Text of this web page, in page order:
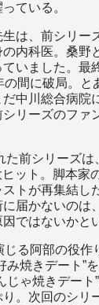
ている。
生は、前シリー
内科医。桑野
いました。最
の間に破局。と
中川総合病院
リーズのファ
前シリーズは
ット。脚本家
トが再集結し
届かないのは
ではないかと
じる阿部の役
み焼きデート”
じゃ焼きデート
。次回のシリ